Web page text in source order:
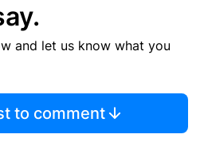
and let us know what you
to comment